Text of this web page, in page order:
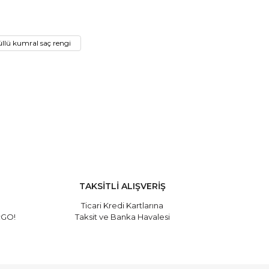
Rose 60 ml
60 ml
kumral saç rengi
TAKSİTLİ ALIŞVERİŞ
Ticari Kredi Kartlarına
Taksit ve Banka Havalesi